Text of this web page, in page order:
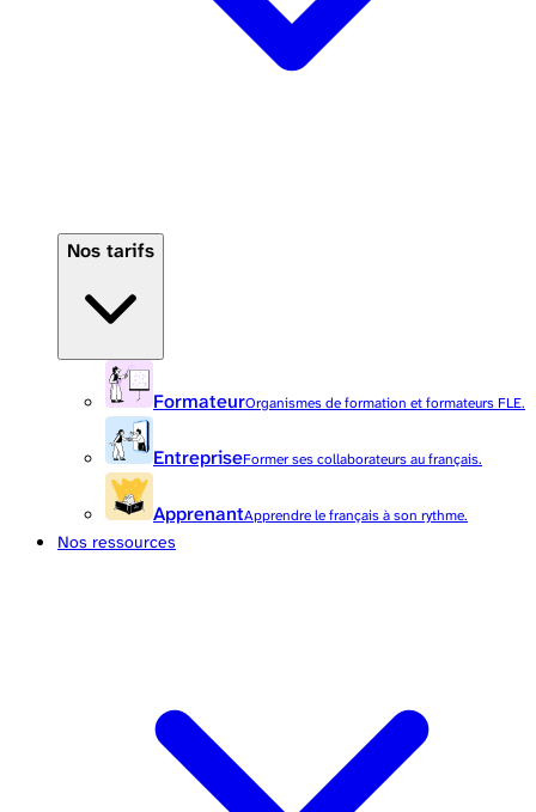
Nos tarifs
FormateurOrganismes de formation et formateurs FLE.
EntrepriseFormer ses collaborateurs au français.
ApprenantApprendre le français à son rythme.
Nos ressources